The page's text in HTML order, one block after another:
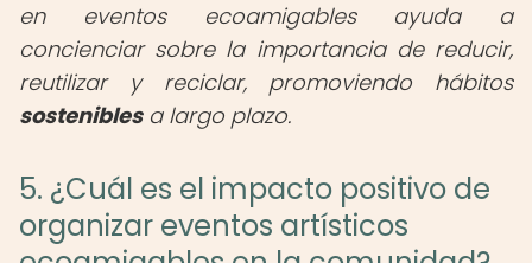
en eventos ecoamigables ayuda a
concienciar sobre la importancia de reducir,
reutilizar y reciclar, promoviendo hábitos
sosteniblesa largo plazo.
5. ¿Cuál es el impacto positivo de
organizar eventos artísticos